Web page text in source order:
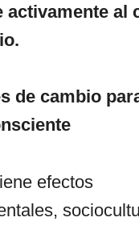
activamente al
de cambio
efectos